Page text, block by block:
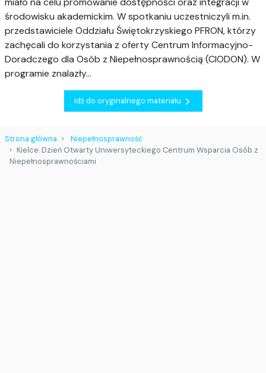
środowisku akademickim. W spotkaniu uczestniczyli m.in.
przedstawiciele Oddziału Świętokrzyskiego PFRON, którzy
zachęcali do korzystania z oferty Centrum Informacyjno-
Doradczego dla Osób z Niepełnosprawnością (CIODON). W
programie znalazły...
Idź do oryginalnego materiału
Strona główna
Niepełnosprawność
Kielce. Dzień Otwarty Uniwersyteckiego Centrum Wsparcia Osób z
Niepełnosprawnościami